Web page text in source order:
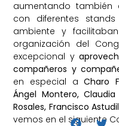
aumentando también
con diferentes
ambiente y
organización del
excepcional y
compañeros y
en especial aCharo
Ángel Montero, Claudia
Rosales, Francisco
vemos en el siguiente